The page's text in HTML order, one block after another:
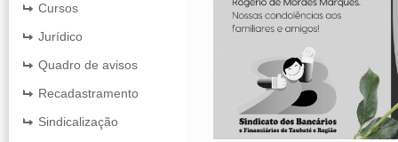
Cursos
Jurídico
Quadro de avisos
Recadastramento
Sindicalização